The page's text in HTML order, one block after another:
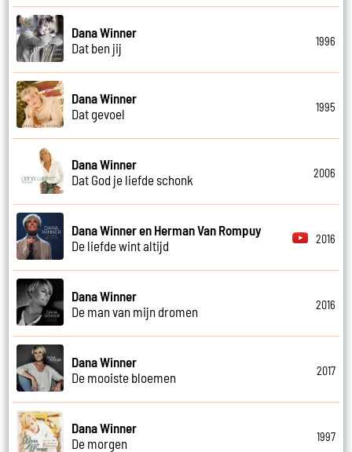
Dana Winner
Dat ben jij
1996
Dana Winner
Dat gevoel
1995
Dana Winner
Dat God je liefde schonk
2006
Dana Winner en Herman Van Rompuy
De liefde wint altijd
2016
Dana Winner
De man van mijn dromen
2016
Dana Winner
De mooiste bloemen
2017
Dana Winner
De morgen
1997